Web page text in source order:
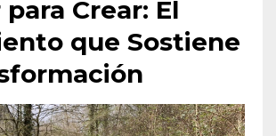
Crear: El
que Sostiene